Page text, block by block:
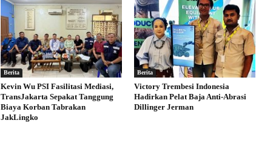
Berita
Kevin Wu PSI Fasilitasi Mediasi,
TransJakarta Sepakat Tanggung
Biaya Korban Tabrakan
JakLingko
Berita
Victory Trembesi Indonesia
Hadirkan Pelat Baja Anti-Abrasi
Dillinger Jerman